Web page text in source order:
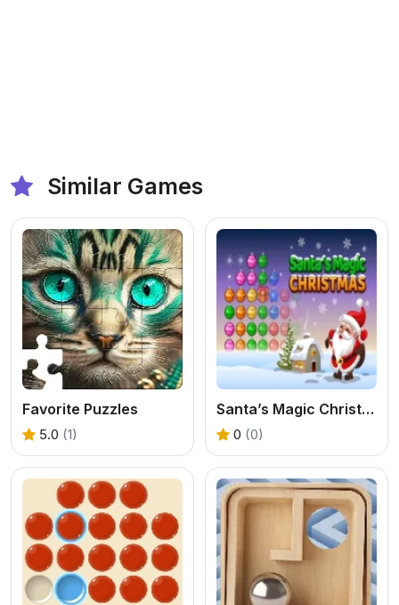
Similar Games
Favorite Puzzles
5.0 (1)
Santa’s Magic Christmas
0 (0)